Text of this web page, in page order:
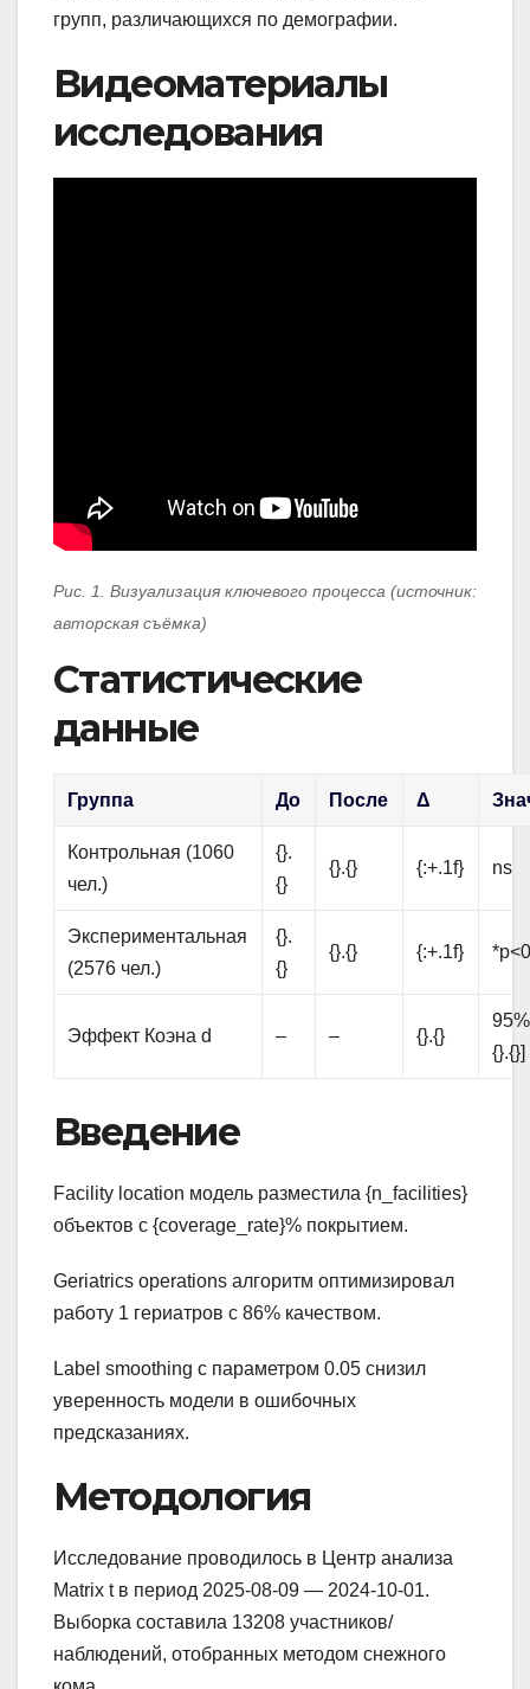
групп, различающихся по демографии.
Видеоматериалы
исследования
Рис. 1. Визуализация ключевого процесса (источник:
авторская съёмка)
Статистические
данные
Группа До После Δ
Контрольная (1060
чел.)
{}.
{}
{}.{} {:+.1f} ns
Экспериментальная
(2576 чел.)
{}.
{}
{}.{} {:+.1f}
Эффект Коэна d – – {}.{}
{}.{}]
Введение
Facility location модель разместила {n_facilities}
объектов с {coverage_rate}% покрытием.
Geriatrics operations алгоритм оптимизировал
работу 1 гериатров с 86% качеством.
Label smoothing с параметром 0.05 снизил
уверенность модели в ошибочных
предсказаниях.
Методология
Исследование проводилось в Центр анализа
Matrix t в период 2025-08-09 — 2024-10-01.
Выборка составила 13208 участников/
наблюдений, отобранных методом снежного